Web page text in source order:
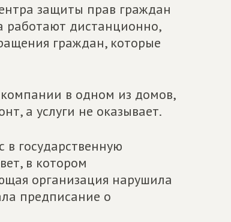
защиты прав граждан
дистанционно,
граждан, которые
в одном из домов,
а услуги не оказывает.
государственную
в котором
организация нарушила
предписание о